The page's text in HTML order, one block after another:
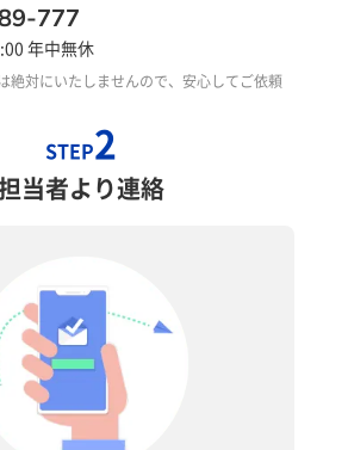
777
年中無休
絶対にいたしませんので、安心してご依頼
STEP2
当者より連絡